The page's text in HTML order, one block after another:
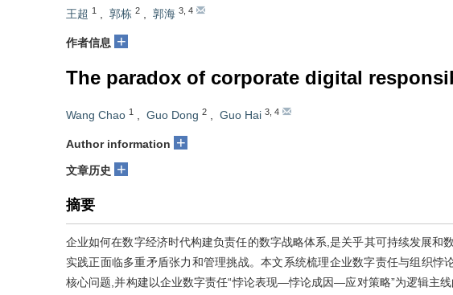
王超 1 郭栋 2 郭海 3 4
作者信息 +
The paradox of corporate digital
Wang Chao 1 Guo Dong 2 Guo Hai 3 4
Author information +
文章历史 +
摘要
企业如何在数字经济时代构建负责任的数字战略体系,是关乎其可持续发展和
实践正面临多重矛盾张力和管理挑战。本文系统梳理企业数字责任与组织悖
核心问题,并构建以企业数字责任“悖论表现—悖论成因—应对策略”为逻辑主